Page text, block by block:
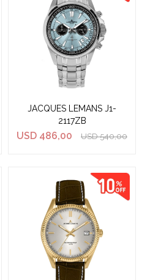
JACQUES LEMANS J1-
2117ZB
USD 486,00 USD 540,00